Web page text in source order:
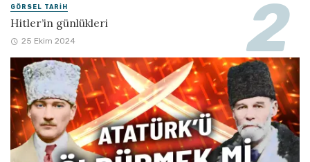
GÖRSEL TARIH
Hitler’in günlükleri
25 Ekim 2024